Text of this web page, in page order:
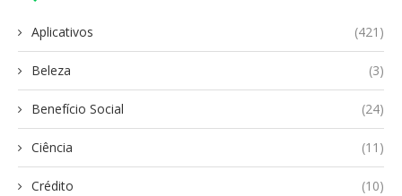
Aplicativos (421)
Beleza (3)
Benefício Social (24)
Ciência (11)
Crédito (10)